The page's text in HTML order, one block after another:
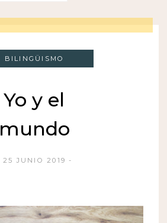
BILINGÜISMO
Yo y el
mundo
25 JUNIO 2019